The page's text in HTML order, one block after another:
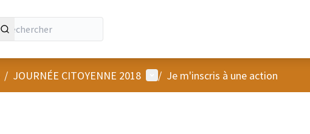
/ JOURNÉE CITOYENNE 2018 Menu utilisateur
/ Je m'inscris à une action